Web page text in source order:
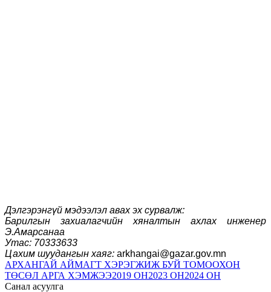
Дэлгэрэнгүй мэдээлэл авах эх сурвалж:
Барилгын захиалагчийн хяналтын ахлах инженер
Э.Амарсанаа
Утас: 70333633
Цахим шуудангын хаяг: arkhangai@gazar.gov.mn
АРХАНГАЙ АЙМАГТ ХЭРЭГЖИЖ БУЙ ТОМООХОН
ТӨСӨЛ АРГА ХЭМЖЭЭ2019 ОН2023 ОН2024 ОН
Санал асуулга